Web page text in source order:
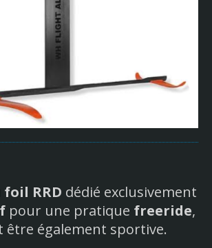
foil RRD dédié exclusivement
pour une pratique freeride,
être également sportive.